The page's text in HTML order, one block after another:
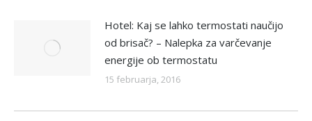
Hotel: Kaj se lahko termostati naučijo
od brisač? – Nalepka za varčevanje
energije ob termostatu
15 februarja, 2016